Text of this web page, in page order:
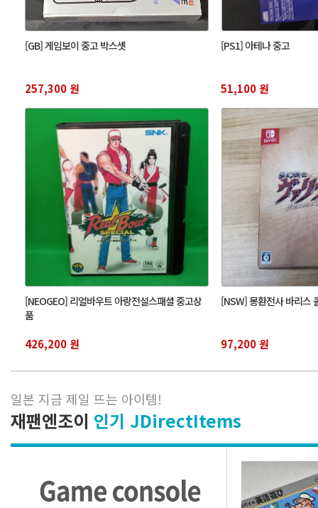
[GB] 게임보이 중고 박스셋
257,300 원
[PS1] 아테나 중고
51,100 원
[NEOGEO] 리얼바우트 아랑전설스패셜 중고상
품
426,200 원
[NSW] 몽환전사 바리스
97,200 원
일본 지금 제일 뜨는 아이템!
재팬엔조이 인기 JDirectItems